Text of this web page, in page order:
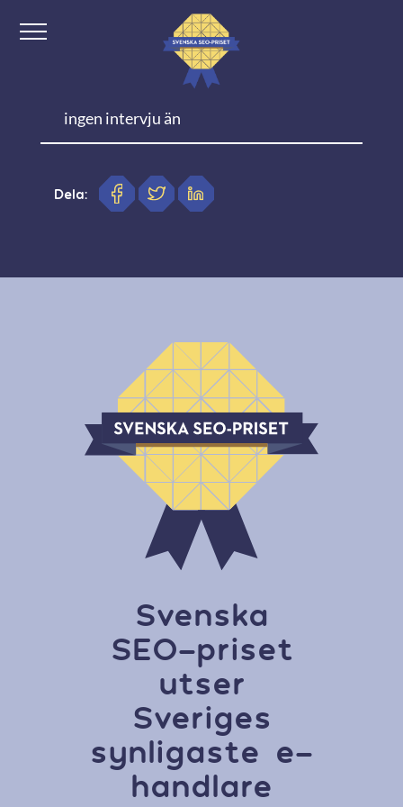
ingen intervju än
Dela:
Svenska
SEO-priset
utser
Sveriges
synligaste e-
handlare